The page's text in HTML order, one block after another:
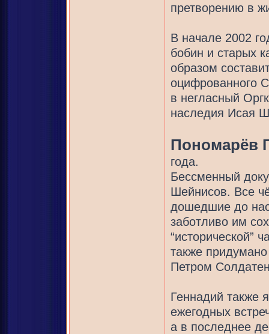
претворению в
В начале 2002
бобин и старых
образом
оцифрованного
в негласный
наследия Исая
Пономарёв
года.
Бессменный
Шейнисов. Все
дошедшие до
заботливо им
“исторической”
также
Петром
Геннадий также
ежегодных
а в последнее